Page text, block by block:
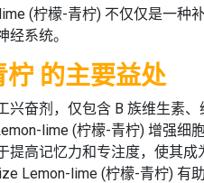
(柠檬-青柠) 不仅仅是一种
系统。
的主要益处
兴奋剂，仅包含 B 族维生素
lime (柠檬-青柠) 增强细
提高记忆力和专注度，使其成
Lemon-lime (柠檬-青柠) 有